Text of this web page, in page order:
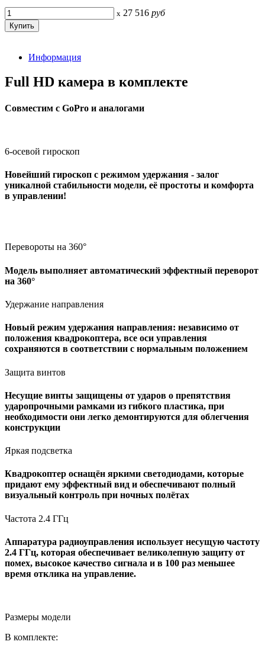
x 27 516 руб
Информация
Full HD камера в комплекте
Совместим с GoPro и аналогами
6-осевой гироскоп
Новейший гироскоп с режимом удержания - залог
уникалной стабильности модели, её простоты и комфорта
в управлении!
Перевороты на 360°
Модель выполняет автоматический эффектный переворот
на 360°
Удержание направления
Новый режим удержания направления: независимо от
положения квадрокоптера, все оси управления
сохраняются в соответствии с нормальным положением
Защита винтов
Несущие винты защищены от ударов о препятствия
ударопрочными рамками из гибкого пластика, при
необходимости они легко демонтируются для облегчения
конструкции
Яркая подсветка
Квадрокоптер оснащён яркими светодиодами, которые
придают ему эффектный вид и обеспечивают полный
визуальный контроль при ночных полётах
Частота 2.4 ГГц
Аппаратура радиоуправления использует несущую частоту
2.4 ГГц, которая обеспечивает великолепную защиту от
помех, высокое качество сигнала и в 100 раз меньшее
время отклика на управление.
Размеры модели
В комплекте: